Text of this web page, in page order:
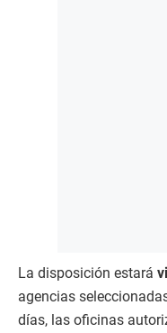
La disposición estará
agencias
días, las oficinas